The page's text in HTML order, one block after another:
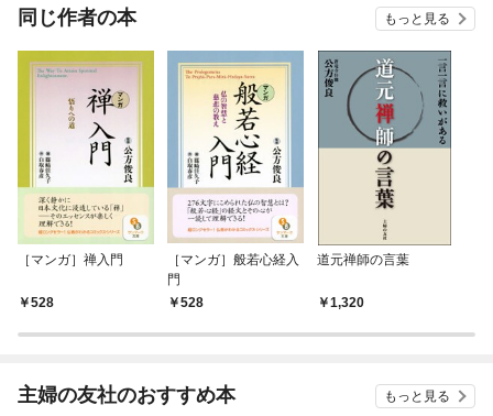
同じ作者の本 もっと見る
［マンガ］禅入門
528
［マンガ］般若心経入
門
528
道元禅師の言葉
1,320
主婦の友社のおすすめ本 もっと見る